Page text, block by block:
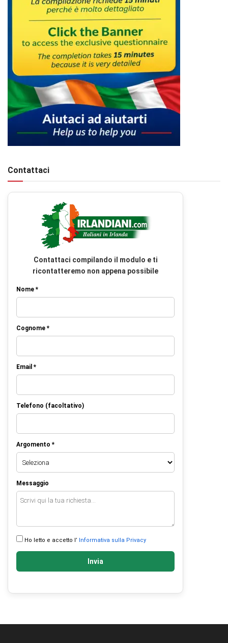
Contattaci
Contattaci compilando il modulo e ti
ricontatteremo non appena possibile
Nome *
Cognome *
Email *
Telefono (facoltativo)
Argomento *
Messaggio
Ho letto e accetto l’ Informativa sulla Privacy
Invia